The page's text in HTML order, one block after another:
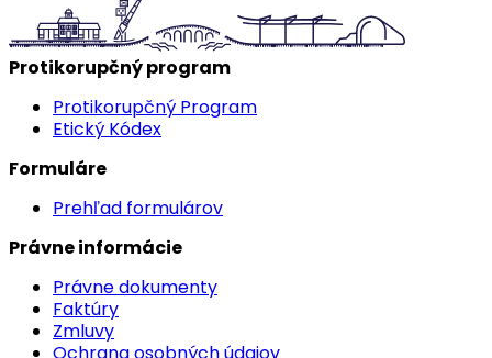
Protikorupčný program
Protikorupčný Program
Etický Kódex
Formuláre
Prehľad formulárov
Právne informácie
Právne dokumenty
Faktúry
Zmluvy